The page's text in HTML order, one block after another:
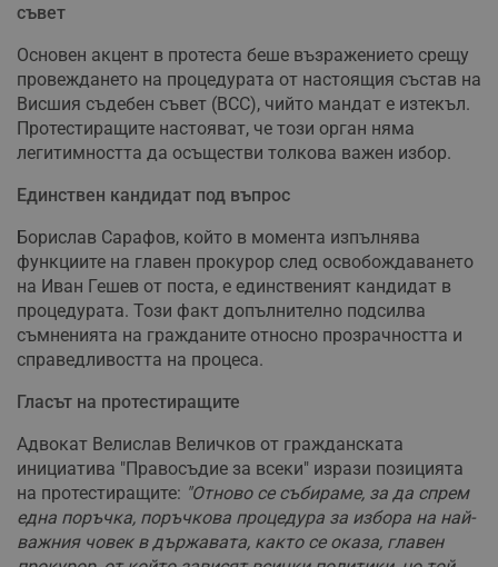
съвет
Основен акцент в протеста беше възражението срещу
провеждането на процедурата от настоящия състав на
Висшия съдебен съвет (ВСС), чийто мандат е изтекъл.
Протестиращите настояват, че този орган няма
легитимността да осъществи толкова важен избор.
Единствен кандидат под въпрос
Борислав Сарафов, който в момента изпълнява
функциите на главен прокурор след освобождаването
на Иван Гешев от поста, е единственият кандидат в
процедурата. Този факт допълнително подсилва
съмненията на гражданите относно прозрачността и
справедливостта на процеса.
Гласът на протестиращите
Адвокат Велислав Величков от гражданската
инициатива "Правосъдие за всеки" изрази позицията
на протестиращите: "Отново се събираме, за да спрем
една поръчка, поръчкова процедура за избора на най-
важния човек в държавата, както се оказа, главен